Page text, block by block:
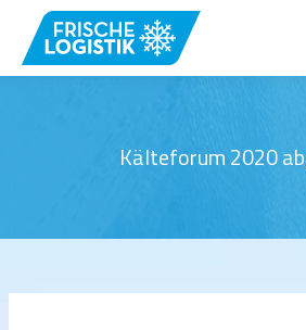
Kälteforum 2020